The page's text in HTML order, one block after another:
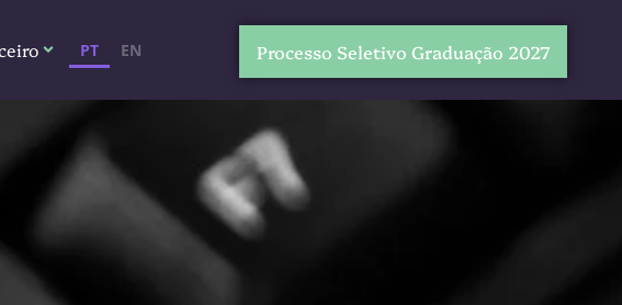
Processo Seletivo Graduação 2027
PT EN